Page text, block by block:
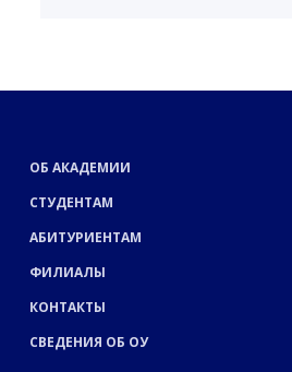
ОБ АКАДЕМИИ
СТУДЕНТАМ
АБИТУРИЕНТАМ
ФИЛИАЛЫ
КОНТАКТЫ
СВЕДЕНИЯ ОБ ОУ